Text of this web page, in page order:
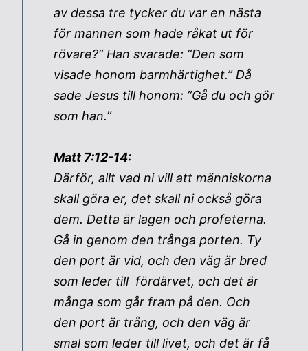
av dessa tre tycker du var en nästa
för mannen som hade råkat ut för
rövare?” Han svarade: ”Den som
visade honom barmhärtighet.” Då
sade Jesus till honom: ”Gå du och gör
som han.”
Matt 7:12-14:
Därför, allt vad ni vill att människorna
skall göra er, det skall ni också göra
dem. Detta är lagen och profeterna.
Gå in genom den trånga porten. Ty
den port är vid, och den väg är bred
som leder till fördärvet, och det är
många som går fram på den. Och
den port är trång, och den väg är
smal som leder till livet, och det är få